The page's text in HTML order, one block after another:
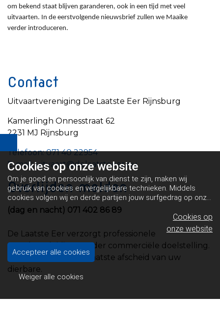
om bekend staat blijven garanderen, ook in een tijd met veel
uitvaarten. In de eerstvolgende nieuwsbrief zullen we Maaike
verder introduceren.
Contact
Uitvaartvereniging De Laatste Eer Rijnsburg
Kamerlingh Onnesstraat 62
2231 MJ Rijnsburg
Telefoon: 071 40 22954
E-mail: uitvaart@delaatsteeer.nu
Overlijden melden
(dag en nacht) 071 402 86 89
De Laatste Eer verzorgt professionele
rouwbegeleiding zonder commerciële doelstelling.
Voor een betrokken laatste afscheid van uw
dierbare.
Cookies oponze website
Om je goed en persoonlijk van dienst te zijn, maken wij
gebruik van cookies en vergelijkbare technieken. Middels
cookies volgen wij en derde partijen jouw surfgedrag op onze
website. Hiermee tonen wij gepersonaliseerde advertenties
en dit maakt het voor jou mogelijk om informatie te delen via
Cookies op
onze website
Accepteer alle cookies
Weiger alle cookies